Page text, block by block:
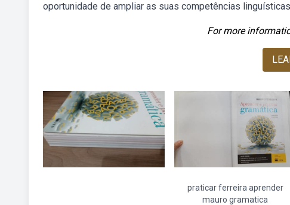
oportunidade de ampliar as suas competências
For more
praticar ferreira aprender
mauro gramatica